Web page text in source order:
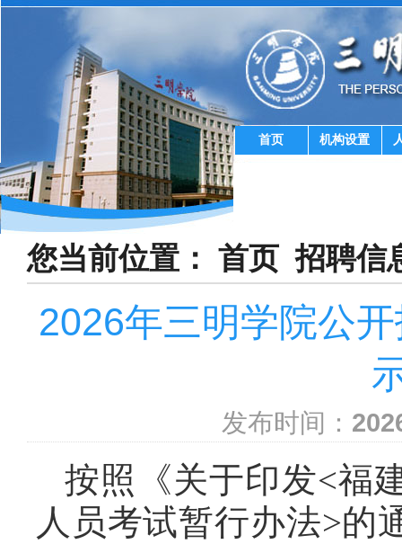
首页 机构设置
您当前位置： 首页 招聘信
2026年三明学院公
发布时间：
按照《关于印发<福
人员考试暂行办法>的